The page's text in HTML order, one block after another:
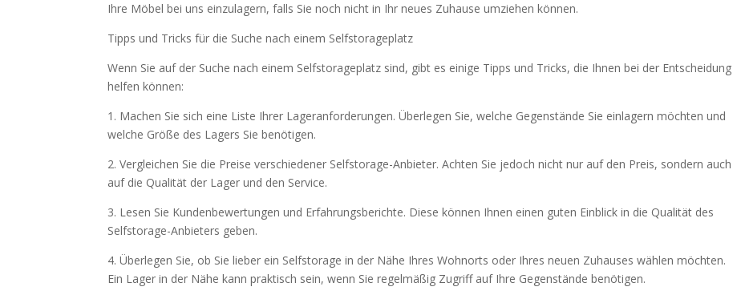
Ihre Möbel bei uns einzulagern, falls Sie noch nicht in Ihr neues Zuhause umziehen können.
Tipps und Tricks für die Suche nach einem Selfstorageplatz
Wenn Sie auf der Suche nach einem Selfstorageplatz sind, gibt es einige Tipps und Tricks, die Ihnen bei der Entscheidung
helfen können:
1. Machen Sie sich eine Liste Ihrer Lageranforderungen. Überlegen Sie, welche Gegenstände Sie einlagern möchten und
welche Größe des Lagers Sie benötigen.
2. Vergleichen Sie die Preise verschiedener Selfstorage-Anbieter. Achten Sie jedoch nicht nur auf den Preis, sondern auch
auf die Qualität der Lager und den Service.
3. Lesen Sie Kundenbewertungen und Erfahrungsberichte. Diese können Ihnen einen guten Einblick in die Qualität des
Selfstorage-Anbieters geben.
4. Überlegen Sie, ob Sie lieber ein Selfstorage in der Nähe Ihres Wohnorts oder Ihres neuen Zuhauses wählen möchten.
Ein Lager in der Nähe kann praktisch sein, wenn Sie regelmäßig Zugriff auf Ihre Gegenstände benötigen.